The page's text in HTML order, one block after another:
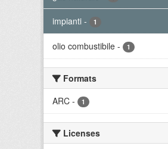
impianti - 1
olio combustibile - 1
Formats
ARC - 1
Licenses